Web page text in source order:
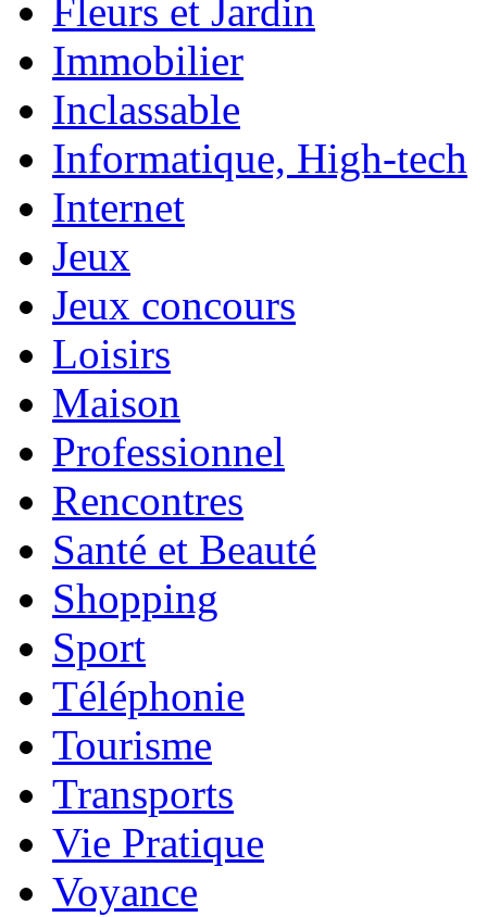
Fleurs et Jardin
Immobilier
Inclassable
Informatique, High-tech
Internet
Jeux
Jeux concours
Loisirs
Maison
Professionnel
Rencontres
Santé et Beauté
Shopping
Sport
Téléphonie
Tourisme
Transports
Vie Pratique
Voyance